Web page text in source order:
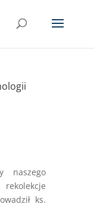
naszego
ks.